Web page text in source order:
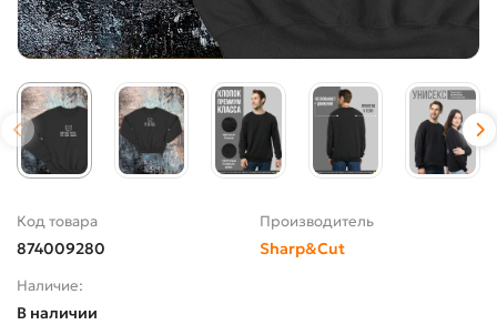
Код товара
874009280
Производитель
Sharp&Cut
Наличие:
В наличии